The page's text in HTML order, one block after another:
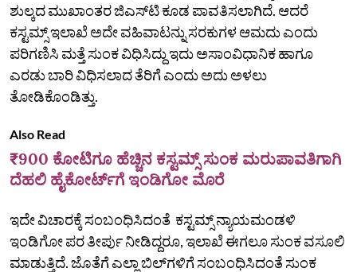
ಶುಲ್ಕದ ಮುಖಾಂತರ ಜಿಎಸ್‌ಟಿ ಕೂಡ ಪಾವತಿಸಲಾಗಿದೆ. ಆದರೆ
ಕಸ್ಟಮ್ಸ್ ಇಲಾಖೆ ಅದೇ ವಹಿವಾಟನ್ನು ಸರಕುಗಳ ಆಮದು ಎಂದು
ಪರಿಗಣಿಸಿ ಮತ್ತೆ ಸುಂಕ ವಿಧಿಸಿದ್ದು ಇದು ಅಸಾಂವಿಧಾನಿಕ ಹಾಗೂ
ಎರಡು ಬಾರಿ ವಿಧಿಸಲಾದ ತೆರಿಗೆ ಎಂದು ಅದು ಅಳಲು
ತೋಡಿಕೊಂಡಿತ್ತು.
Also Read
₹900 ಕೋಟಿಗೂ ಹೆಚ್ಚಿನ ಕಸ್ಟಮ್ಸ್ ಸುಂಕ ಮರುಪಾವತಿಗಾಗಿ
ದೆಹಲಿ ಹೈಕೋರ್ಟ್‌ಗೆ ಇಂಡಿಗೋ ಮೊರೆ
ಇದೇ ವಿಚಾರಕ್ಕೆ ಸಂಬಂಧಿಸಿದಂತೆ ಕಸ್ಟಮ್ಸ್‌ ನ್ಯಾಯಮಂಡಳಿ
ಇಂಡಿಗೋ ಪರ ತೀರ್ಪು ನೀಡಿದ್ದರೂ, ಇಲಾಖೆ ಈಗಲೂ ಸುಂಕ ವಸೂಲಿ
ಮಾಡುತ್ತಿದೆ. ಜೊತೆಗೆ ಎಲ್ಲಾ ಬಿಲ್‌ಗಳಿಗೆ ಸಂಬಂಧಿಸಿದಂತೆ ಸುಂಕ